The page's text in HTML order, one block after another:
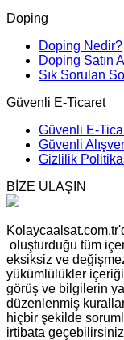
Doping
Doping Nedir?
Doping Satın
Sık Sorulan
Güvenli E-Ticaret
Güvenli E-
Güvenli
Gizlilik
BİZE ULAŞIN
oluşturduğu tüm
eksiksiz ve
yükümlülükler
görüş ve bilgilerin
düzenlenmiş
hiçbir şekilde
irtibata